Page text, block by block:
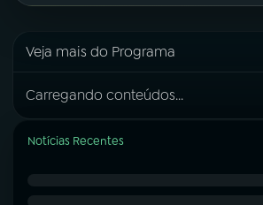
Veja mais do Programa
Carregando conteúdos...
Notícias Recentes